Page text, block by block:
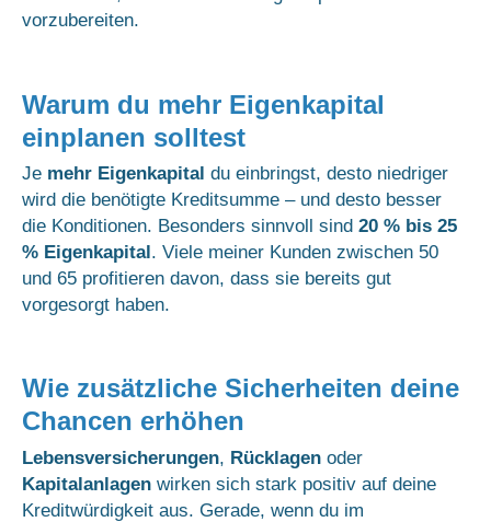
vorzubereiten.
Warum du mehr Eigenkapital
einplanen solltest
Je mehr Eigenkapital du einbringst, desto niedriger
wird die benötigte Kreditsumme – und desto besser
die Konditionen. Besonders sinnvoll sind 20 % bis 25
% Eigenkapital. Viele meiner Kunden zwischen 50
und 65 profitieren davon, dass sie bereits gut
vorgesorgt haben.
Wie zusätzliche Sicherheiten deine
Chancen erhöhen
Lebensversicherungen, Rücklagen oder
Kapitalanlagen wirken sich stark positiv auf deine
Kreditwürdigkeit aus. Gerade, wenn du im